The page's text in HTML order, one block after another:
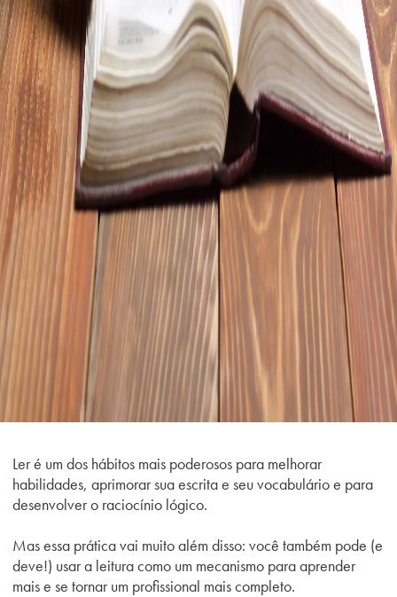
Ler é um dos hábitos mais poderosos para melhorar
habilidades, aprimorar sua escrita e seu vocabulário e para
desenvolver o raciocínio lógico.
Mas essa prática vai muito além disso: você também pode (e
deve!) usar a leitura como um mecanismo para aprender
mais e se tornar um profissional mais completo.